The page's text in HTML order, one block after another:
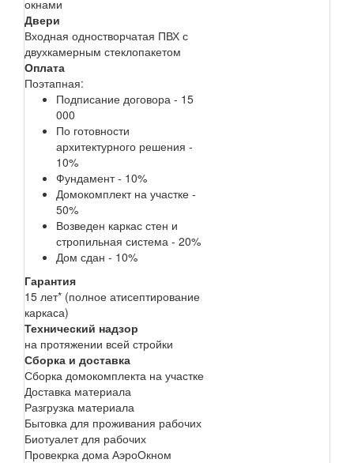
окнами
Двери
Входная одностворчатая ПВХ с
двухкамерным стеклопакетом
Оплата
Поэтапная:
Подписание договора - 15
000
По готовности
архитектурного решения -
10%
Фундамент - 10%
Домокомплект на участке -
50%
Возведен каркас стен и
стропильная система - 20%
Дом сдан - 10%
Гарантия
15 лет* (полное атисептирование
каркаса)
Технический надзор
на протяжении всей стройки
Сборка и доставка
Сборка домокомплекта на участке
Доставка материала
Разгрузка материала
Бытовка для проживания рабочих
Биотуалет для рабочих
Провекрка дома АэроОкном